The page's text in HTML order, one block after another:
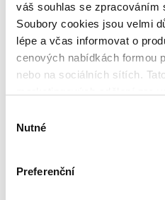
váš souhlas se zpracováním
Soubory cookies jsou velmi
lépe a včas informovat o
cenových nabídkách formou
nebo na sociálních sítích.
souhlasu
Nutné
Preferenční
OCELOVÉ S
Přihlaste se a zobrazí